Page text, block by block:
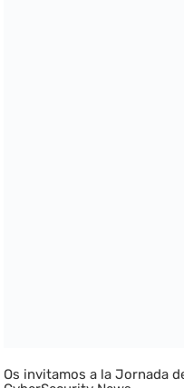
Os invitamos a la Jornada